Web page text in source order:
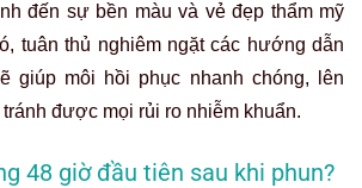
đến sự bền màu và vẻ đẹp thẩm mỹ
tuân thủ nghiêm ngặt các hướng dẫn
giúp môi hồi phục nhanh chóng, lên
được mọi rủi ro nhiễm khuẩn.
48 giờ đầu tiên sau khi phun?